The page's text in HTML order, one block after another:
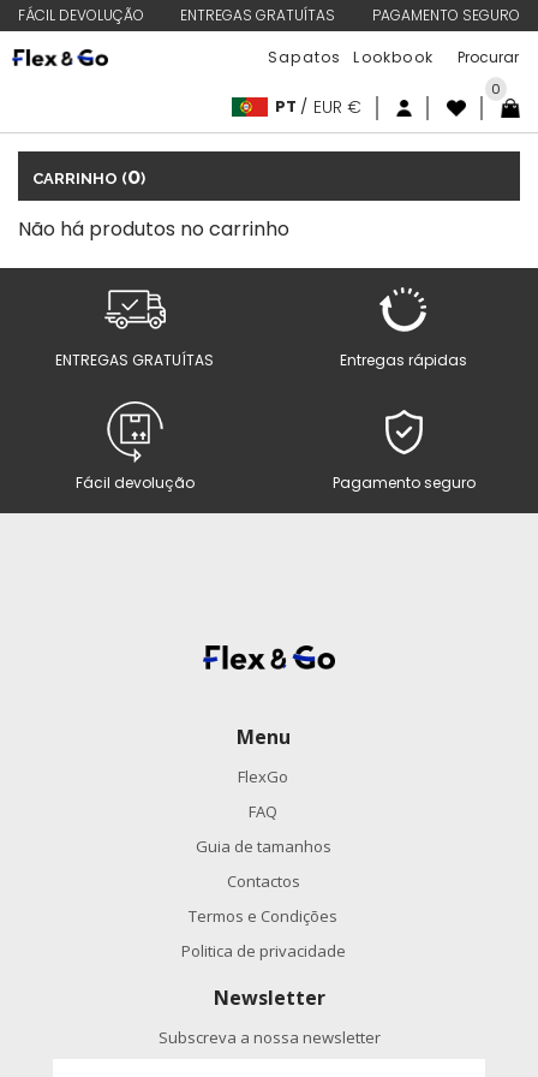
FÁCIL DEVOLUÇÃO ENTREGAS GRATUÍTAS PAGAMENTO SEGURO
Sapatos Lookbook
PT / EUR €
0
CARRINHO (0)
Não há produtos no carrinho
ENTREGAS GRATUÍTAS Entregas rápidas
Fácil devolução Pagamento seguro
Menu
FlexGo
FAQ
Guia de tamanhos
Contactos
Termos e Condições
Politica de privacidade
Newsletter
Subscreva a nossa newsletter